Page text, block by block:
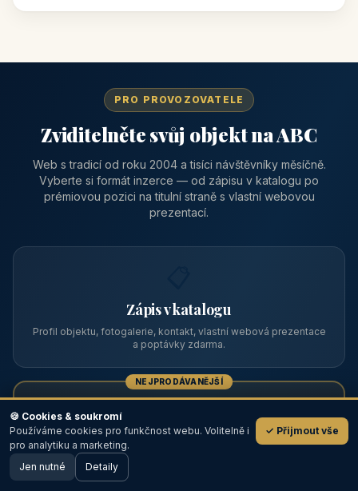
PRO PROVOZOVATELE
Zviditelněte svůj objekt na ABC
Web s tradicí od roku 2004 a tisíci návštěvníky měsíčně.
Vyberte si formát inzerce — od zápisu v katalogu po
prémiovou pozici na titulní straně s vlastní webovou
prezentací.
Zápis v katalogu
Profil objektu, fotogalerie, kontakt, vlastní webová prezentace
a poptávky zdarma.
NEJPRODÁVANĚJŠÍ
Prémiový partner
TOP pozice na titulce, přednost ve výpisech, zlatý odznak a
💬
🖥️ Desktop verze
🍪 Cookies & soukromí
Používáme cookies pro funkčnost webu. Volitelně i
pro analytiku a marketing.
✓ Přijmout vše
Jen nutné Detaily